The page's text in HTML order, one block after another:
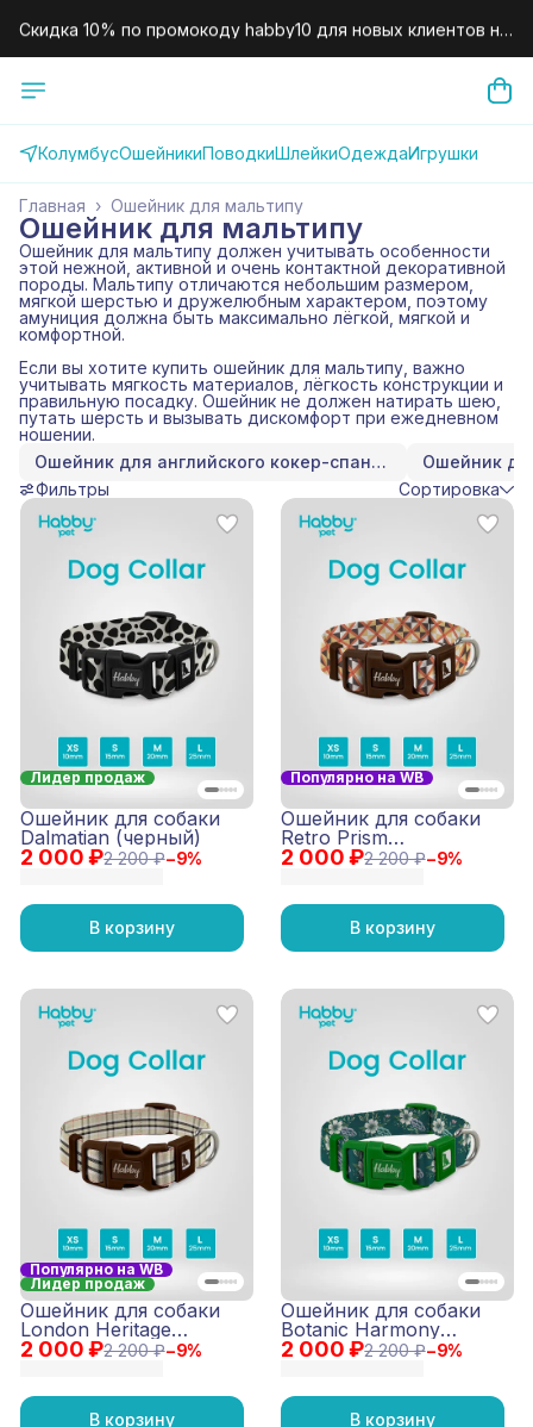
Скидка 10% по промокоду habby10 для новых клиентов на
первый заказ.
КолумбусОшейникиПоводкиШлейкиОдеждаИгрушки
Ошейник для мальтипу
Главная ›
Ошейник для мальтипу
Ошейник для мальтипу должен учитывать особенности
этой нежной, активной и очень контактной декоративной
породы. Мальтипу отличаются небольшим размером,
мягкой шерстью и дружелюбным характером, поэтому
амуниция должна быть максимально лёгкой, мягкой и
комфортной.
Если вы хотите купить ошейник для мальтипу, важно
учитывать мягкость материалов, лёгкость конструкции и
правильную посадку. Ошейник не должен натирать шею,
путать шерсть и вызывать дискомфорт при ежедневном
ношении.
Ошейник для английского кокер-спаниеля
Ошейник
Фильтры
Сортировка
Лидер продаж
2 000 ₽2 200 ₽−9%
Ошейник для собаки
Dalmatian (черный)
В корзину
Популярно на WB
2 000 ₽2 200 ₽−9%
Ошейник для собаки
Retro Prism
(коричневый)
В корзину
Популярно на WB
Лидер продаж
2 000 ₽2 200 ₽−9%
Ошейник для собаки
London Heritage
(коричневый)
В корзину
2 000 ₽2 200 ₽−9%
Ошейник для собаки
Botanic Harmony
(серый)
В корзину